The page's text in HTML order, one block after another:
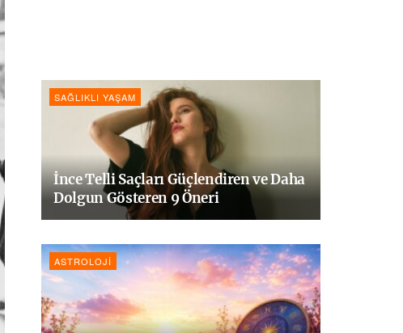
SAĞLIKLI YAŞAM
İnce Telli Saçları Güçlendiren ve Daha
Dolgun Gösteren 9 Öneri
ASTROLOJI